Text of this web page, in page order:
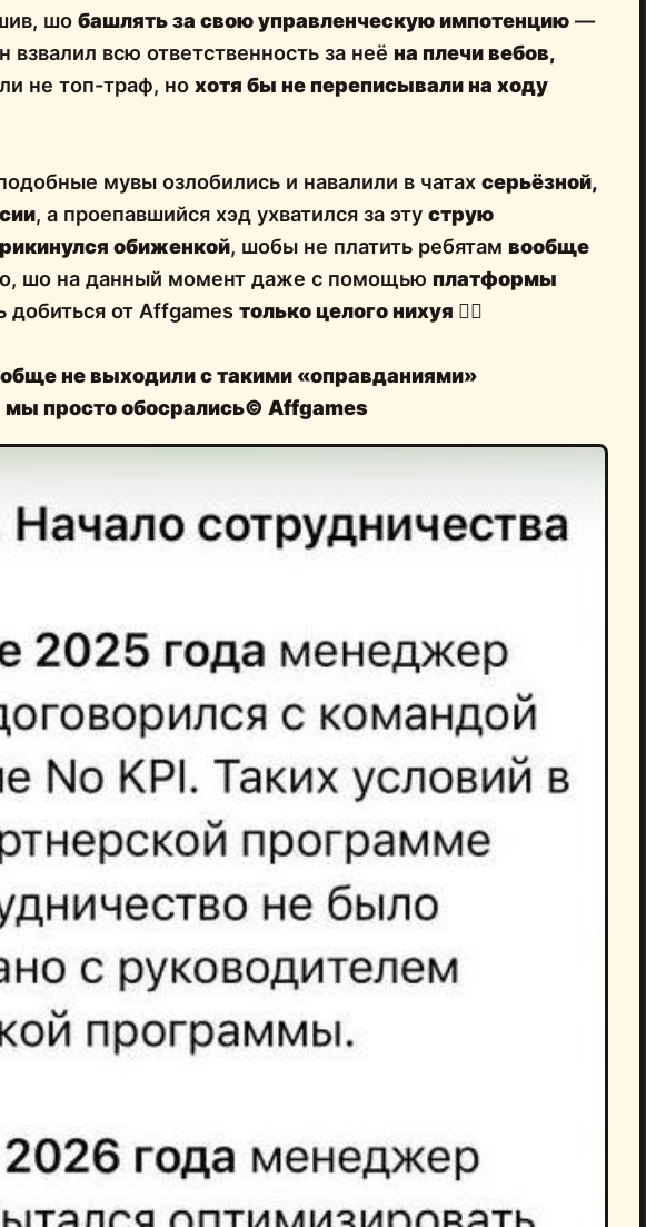
шо башлять за свою управленческую импотенцию —
взвалил всю ответственность за неё на плечи вебов,
не топ-траф, но хотя бы не переписывали на ходу
мувы озлобились и навалили в чатах серьёзной,
, а проепавшийся хэд ухватился за эту струю
обиженкой, шобы не платить ребятам вообще
шо на данный момент даже с помощью платформы
добиться от Affgames только целого нихуя 🤷‍♂️
не выходили с такими «оправданиями»
просто обосрались© Affgames